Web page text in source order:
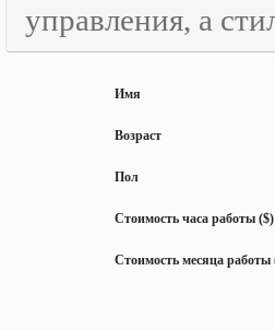
управления, а
Имя
Возраст
Пол
Стоимость часа работы
Стоимость месяца работы